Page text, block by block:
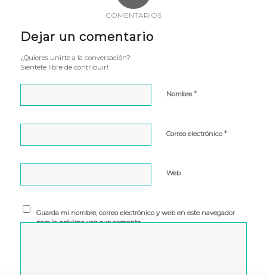
COMENTARIOS
Dejar un comentario
¿Quieres unirte a la conversación?
Siéntete libre de contribuir!
Nombre*
Correo electrónico*
Web
Guarda mi nombre, correo electrónico y web en este navegador
para la próxima vez que comente.